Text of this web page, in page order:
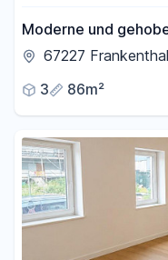
Moderne und
67227
3
86m²